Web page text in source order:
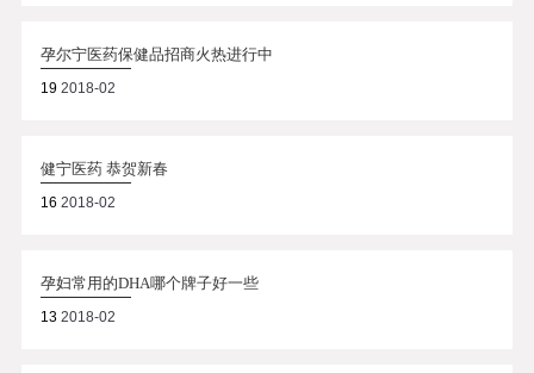
孕尔宁医药保健品招商火热进行中
192018-02
健宁医药 恭贺新春
16 2018-02
孕妇常用的DHA哪个牌子好一些
132018-02